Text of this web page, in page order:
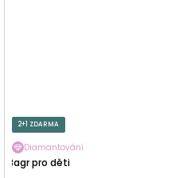
2+1 ZDARMA
Diamantování
Bagr pro děti